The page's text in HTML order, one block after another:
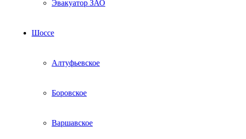
Эвакуатор ЗАО
Шоссе
Алтуфьевское
Боровское
Варшавское